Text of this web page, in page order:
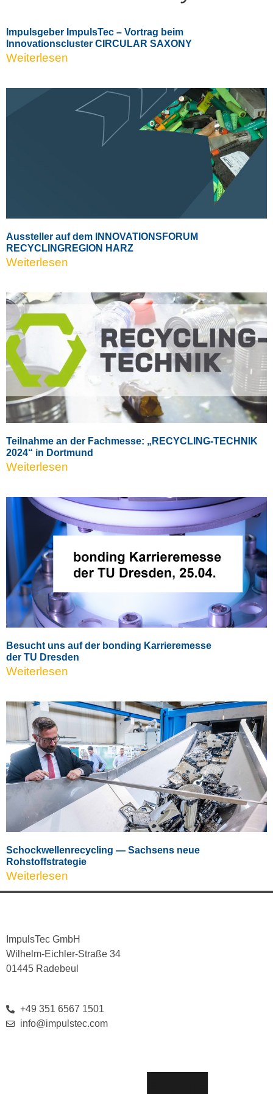
Impulsgeber ImpulsTec – Vortrag beim
Innovationscluster CIRCULAR SAXONY
Weiterlesen
Aussteller auf dem INNOVATIONSFORUM
RECYCLINGREGION HARZ
Weiterlesen
Teilnahme an der Fachmesse: „RECYCLING-TECHNIK
2024“ in Dortmund
Weiterlesen
Besucht uns auf der bonding Karrieremesse
der TU Dresden
Weiterlesen
Schockwellenrecycling — Sachsens neue
Rohstoffstrategie
Weiterlesen
ImpulsTec GmbH
Wilhelm-Eichler-Straße 34
01445 Radebeul
+49 351 6567 1501
info@impulstec.com